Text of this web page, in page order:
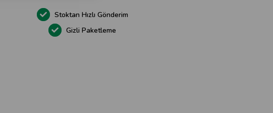
Stoktan Hızlı Gönderim
Gizli Paketleme